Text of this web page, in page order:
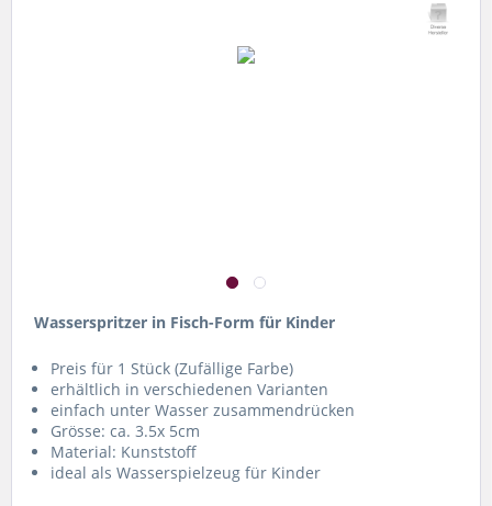
Wasserspritzer in Fisch-Form für Kinder
Preis für 1 Stück (Zufällige Farbe)
erhältlich in verschiedenen Varianten
einfach unter Wasser zusammendrücken
Grösse: ca. 3.5x 5cm
Material: Kunststoff
ideal als Wasserspielzeug für Kinder